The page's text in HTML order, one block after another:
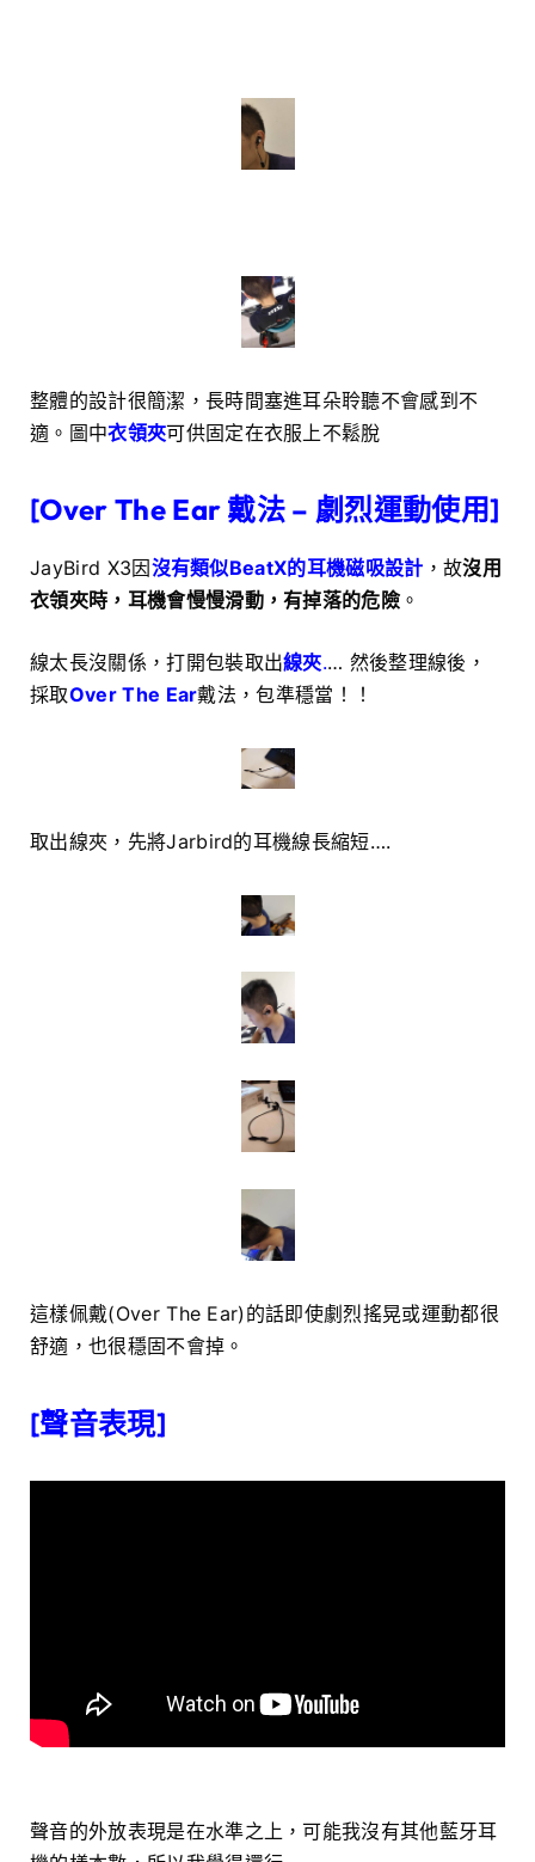
整體的設計很簡潔，長時間塞進耳朵聆聽不會感到不
適。圖中衣領夾可供固定在衣服上不鬆脫
[Over The Ear 戴法 – 劇烈運動使用]
JayBird X3因沒有類似BeatX的耳機磁吸設計 ，故沒用
衣領夾時，耳機會慢慢滑動，有掉落的危險 。
線太長沒關係，打開包裝取出線夾.… 然後整理線後，
採取Over The Ear戴法，包準穩當！！
取出線夾，先將Jarbird的耳機線長縮短….
這樣佩戴(Over The Ear)的話即使劇烈搖晃或運動都很
舒適，也很穩固不會掉。
[聲音表現]
聲音的外放表現是在水準之上，可能我沒有其他藍牙耳